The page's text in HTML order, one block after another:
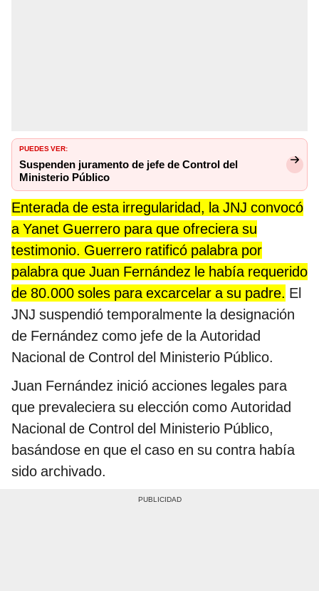
PUEDES VER:
Suspenden juramento de jefe de Control del
Ministerio Público
Enterada de esta irregularidad, la JNJ convocó
a Yanet Guerrero para que ofreciera su
testimonio. Guerrero ratificó palabra por
palabra que Juan Fernández le había requerido
de 80.000 soles para excarcelar a su padre. El
JNJ suspendió temporalmente la designación
de Fernández como jefe de la Autoridad
Nacional de Control del Ministerio Público.
Juan Fernández inició acciones legales para
que prevaleciera su elección como Autoridad
Nacional de Control del Ministerio Público,
basándose en que el caso en su contra había
sido archivado.